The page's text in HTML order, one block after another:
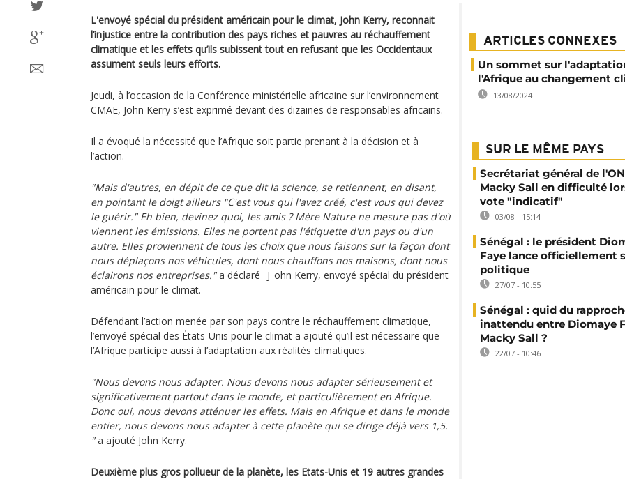
L'envoyé spécial du président américain pour le climat, John Kerry, reconnait
l’injustice entre la contribution des pays riches et pauvres au réchauffement
climatique et les effets qu’ils subissent tout en refusant que les Occidentaux
assument seuls leurs efforts.
Jeudi, à l’occasion de la Conférence ministérielle africaine sur l’environnement
CMAE, John Kerry s’est exprimé devant des dizaines de responsables africains.
Il a évoqué la nécessité que l’Afrique soit partie prenant à la décision et à
l’action.
"Mais d'autres, en dépit de ce que dit la science, se retiennent, en disant,
en pointant le doigt ailleurs "C'est vous qui l'avez créé, c'est vous qui devez
le guérir." Eh bien, devinez quoi, les amis ? Mère Nature ne mesure pas d'où
viennent les émissions. Elles ne portent pas l'étiquette d'un pays ou d'un
autre. Elles proviennent de tous les choix que nous faisons sur la façon dont
nous déplaçons nos véhicules, dont nous chauffons nos maisons, dont nous
éclairons nos entreprises."a déclaré _J_ohn Kerry, envoyé spécial du président
américain pour le climat.
Défendant l’action menée par son pays contre le réchauffement climatique,
l’envoyé spécial des États-Unis pour le climat a ajouté qu’il est nécessaire que
l’Afrique participe aussi à l’adaptation aux réalités climatiques.
"Nous devons nous adapter. Nous devons nous adapter sérieusement et
significativement partout dans le monde, et particulièrement en Afrique.
Donc oui, nous devons atténuer les effets. Mais en Afrique et dans le monde
entier, nous devons nous adapter à cette planète qui se dirige déjà vers 1,5.
"a ajouté John Kerry.
Deuxième plus gros pollueur de la planète, les Etats-Unis et 19 autres grandes
ARTICLES CONNEXES
Un sommet sur
l'Afrique au changement
13/08/2024
SUR LE MÊME PAYS
Secrétariat général de
Macky Sall en difficulté
vote "indicatif"
03/08 - 15:14
Sénégal : le président
Faye lance officiellement
politique
27/07 - 10:55
Sénégal : quid du
inattendu entre Diomaye
Macky Sall ?
22/07 - 10:46